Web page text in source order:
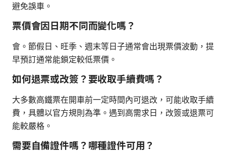
避免誤車。
票價會因日期不同而變化嗎？
會。節假日、旺季、週末等日子通常會出現票價波動，提
早預訂通常能鎖定較低票價。
如何退票或改簽？要收取手續費嗎？
大多數高鐵票在開車前一定時間內可退改，可能收取手續
費，具體以官方規則為準。遇到高需求日，改簽或退票可
能較嚴格。
需要自備證件嗎？哪種證件可用？